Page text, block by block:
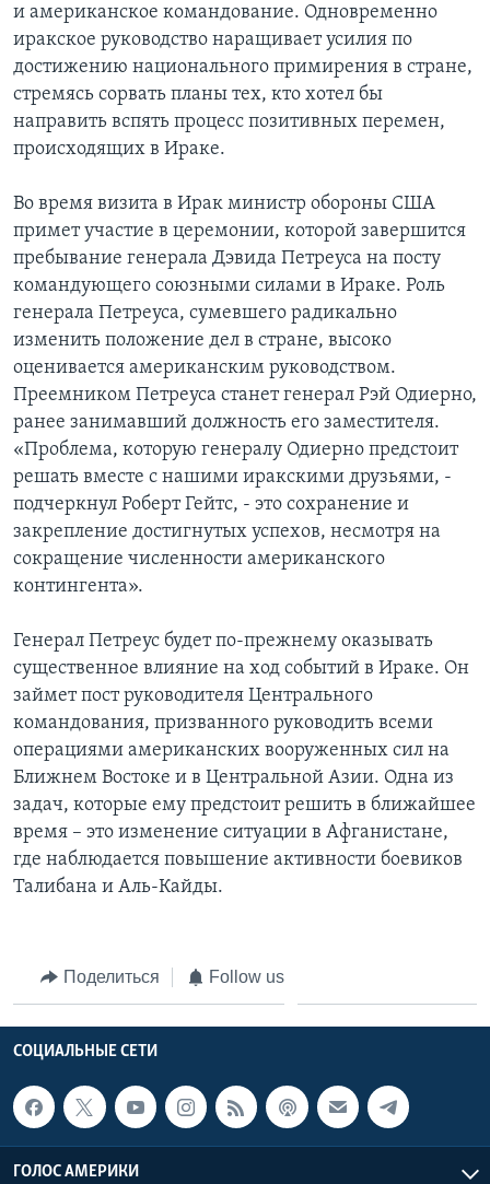
и американское командование. Одновременно
иракское руководство наращивает усилия по
достижению национального примирения в стране,
стремясь сорвать планы тех, кто хотел бы
направить вспять процесс позитивных перемен,
происходящих в Ираке.
Во время визита в Ирак министр обороны США
примет участие в церемонии, которой завершится
пребывание генерала Дэвида Петреуса на посту
командующего союзными силами в Ираке. Роль
генерала Петреуса, сумевшего радикально
изменить положение дел в стране, высоко
оценивается американским руководством.
Преемником Петреуса станет генерал Рэй Одиерно,
ранее занимавший должность его заместителя.
«Проблема, которую генералу Одиерно предстоит
решать вместе с нашими иракскими друзьями, -
подчеркнул Роберт Гейтс, - это сохранение и
закрепление достигнутых успехов, несмотря на
сокращение численности американского
контингента».
Генерал Петреус будет по-прежнему оказывать
существенное влияние на ход событий в Ираке. Он
займет пост руководителя Центрального
командования, призванного руководить всеми
операциями американских вооруженных сил на
Ближнем Востоке и в Центральной Азии. Одна из
задач, которые ему предстоит решить в ближайшее
время – это изменение ситуации в Афганистане,
где наблюдается повышение активности боевиков
Талибана и Аль-Кайды.
Поделиться Follow us
СОЦИАЛЬНЫЕ СЕТИ
ГОЛОС АМЕРИКИ